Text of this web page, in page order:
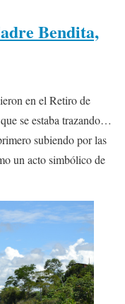
Bendita,
en el Retiro de
se estaba trazando…
subiendo por las
un acto simbólico de